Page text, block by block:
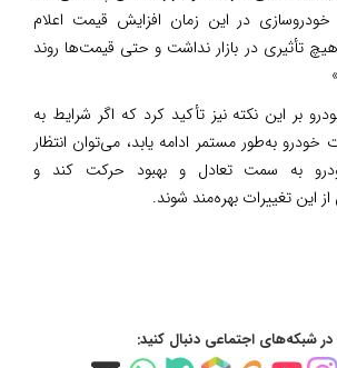
در این زمان افزایش قیمت اعلام
هیچ تأثیری در بازار نداشت و حتی قیمت‌ها روند
بر این نکته نیز تأکید کرد که اگر شرایط به
به‌طور مستمر ادامه یابد، می‌توان انتظار
به سمت تعادل و بهبود حرکت کند و
این تغییرات بهره‌مند شوند.
در شبکه‌های اجتماعی دنبال کنید: